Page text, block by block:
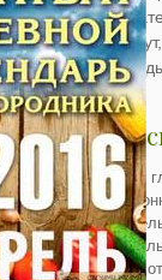
Самое
Чтоб